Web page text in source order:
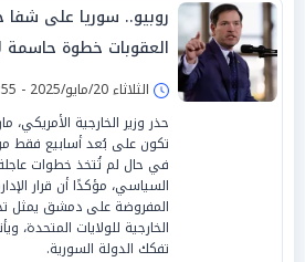
روبيو.. سوريا على شفا
العقوبات خطوة حاسمة
الثلاثاء 20/مايو/2025 - 06:55 م
حذر وزير الخارجية الأمريكي،
تكون على بُعد أسابيع فقط
في حال لم تُتخذ خطوات عاجلة
السياسي، مؤكدًا أن قرار
المفروضة على دمشق يمثل
الخارجية للولايات
تفكك الدولة السورية.